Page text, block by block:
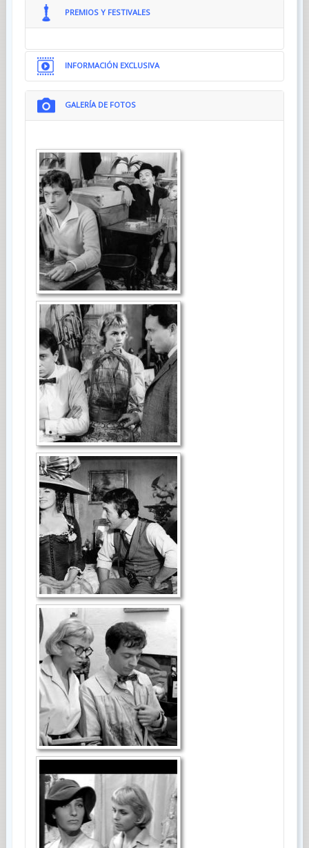
PREMIOS Y FESTIVALES
INFORMACIÓN EXCLUSIVA
GALERÍA DE FOTOS